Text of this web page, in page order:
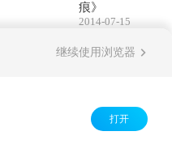
痕》
2014-07-15
继续使用浏览器
打开